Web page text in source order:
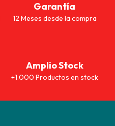
Garantía
12 Meses desde la compra
Amplio Stock
+1.000 Productos en stock